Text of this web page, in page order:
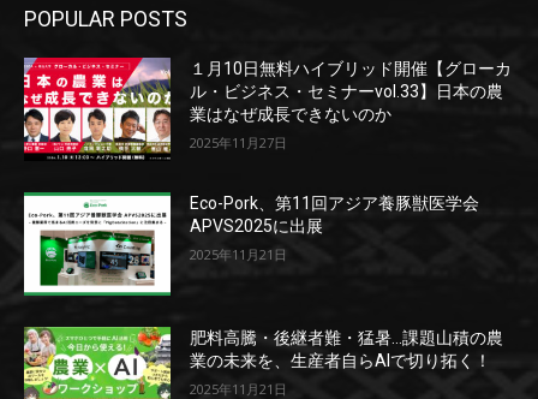
POPULAR POSTS
１月10日無料ハイブリッド開催【グローカ
ル・ビジネス・セミナーvol.33】日本の農
業はなぜ成長できないのか
2025年11月27日
Eco-Pork、第11回アジア養豚獣医学会
APVS2025に出展
2025年11月21日
肥料高騰・後継者難・猛暑…課題山積の農
業の未来を、生産者自らAIで切り拓く！
2025年11月21日